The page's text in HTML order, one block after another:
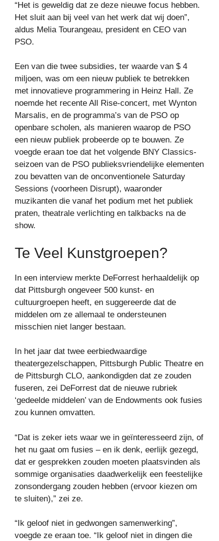
“Het is geweldig dat ze deze nieuwe focus hebben.
Het sluit aan bij veel van het werk dat wij doen”,
aldus Melia Tourangeau, president en CEO van
PSO.
Een van die twee subsidies, ter waarde van $ 4
miljoen, was om een ​​nieuw publiek te betrekken
met innovatieve programmering in Heinz Hall. Ze
noemde het recente All Rise-concert, met Wynton
Marsalis, en de programma’s van de PSO op
openbare scholen, als manieren waarop de PSO
een nieuw publiek probeerde op te bouwen. Ze
voegde eraan toe dat het volgende BNY Classics-
seizoen van de PSO publieksvriendelijke elementen
zou bevatten van de onconventionele Saturday
Sessions (voorheen Disrupt), waaronder
muzikanten die vanaf het podium met het publiek
praten, theatrale verlichting en talkbacks na de
show.
Te Veel Kunstgroepen?
In een interview merkte DeForrest herhaaldelijk op
dat Pittsburgh ongeveer 500 kunst- en
cultuurgroepen heeft, en suggereerde dat de
middelen om ze allemaal te ondersteunen
misschien niet langer bestaan.
In het jaar dat twee eerbiedwaardige
theatergezelschappen, Pittsburgh Public Theatre en
de Pittsburgh CLO, aankondigden dat ze zouden
fuseren, zei DeForrest dat de nieuwe rubriek
‘gedeelde middelen’ van de Endowments ook fusies
zou kunnen omvatten.
“Dat is zeker iets waar we in geïnteresseerd zijn, of
het nu gaat om fusies – en ik denk, eerlijk gezegd,
dat er gesprekken zouden moeten plaatsvinden als
sommige organisaties daadwerkelijk een feestelijke
zonsondergang zouden hebben (ervoor kiezen om
te sluiten),” zei ze.
“Ik geloof niet in gedwongen samenwerking”,
voegde ze eraan toe. “Ik geloof niet in dingen die